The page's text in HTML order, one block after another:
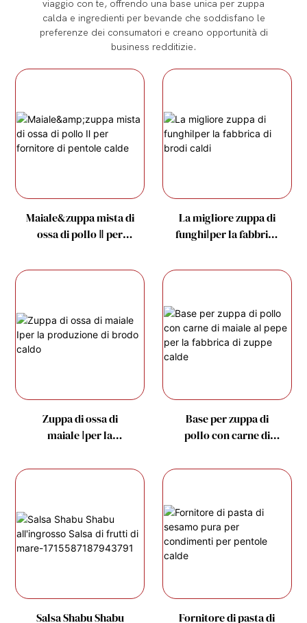
viaggio con te, offrendo una base unica per zuppa
calda e ingredienti per bevande che soddisfano le
preferenze dei consumatori e creano opportunità di
business redditizie.
Maiale&zuppa mista di
ossa di pollo Ⅱ per
calde
La migliore zuppa di
funghiⅠper la fabbrica
Zuppa di ossa di
maiale Ⅰper la
caldo
Base per zuppa di
pollo con carne di
fabbrica di zuppe
Salsa Shabu Shabu
Fornitore di pasta di